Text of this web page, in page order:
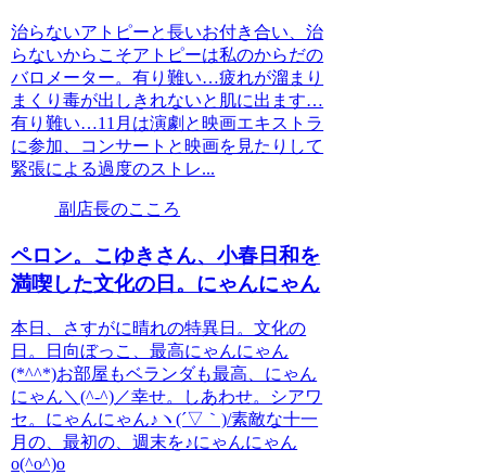
治らないアトピーと長いお付き合い、治
らないからこそアトピーは私のからだの
バロメーター。有り難い…疲れが溜まり
まくり毒が出しきれないと肌に出ます…
有り難い…11月は演劇と映画エキストラ
に参加、コンサートと映画を見たりして
緊張による過度のストレ...
副店長のこころ
ペロン。こゆきさん、小春日和を
満喫した文化の日。にゃんにゃん
本日、さすがに晴れの特異日。文化の
日。日向ぼっこ、最高にゃんにゃん
(*^^*)お部屋もベランダも最高、にゃん
にゃん＼(^-^)／幸せ。しあわせ。シアワ
セ。にゃんにゃん♪ヽ(´▽｀)/素敵な十一
月の、最初の、週末を♪にゃんにゃん
o(^o^)o